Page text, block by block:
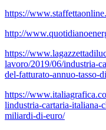
https://
http://
https://
lavoro/2019/06/industria-
del-fatturato-annuo-tasso-
https://
lindustria-cartaria-
miliardi-di-euro/